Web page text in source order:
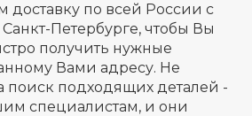
доставку по всей России с
Петербурге, чтобы Вы
получить нужные
Вами адресу. Не
поиск подходящих деталей -
специалистам, и они